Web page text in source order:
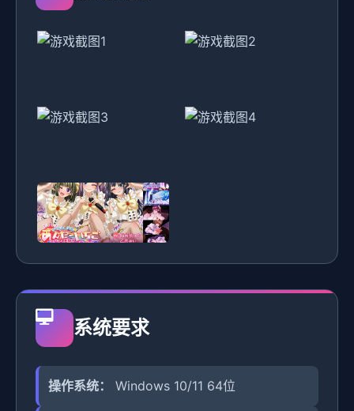
系统要求
操作系统： Windows 10/11 64位